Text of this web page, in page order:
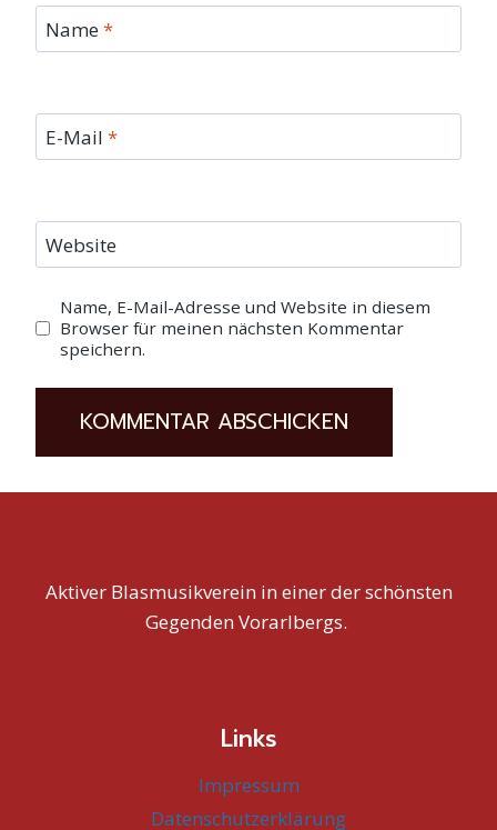
Name *
E-Mail *
Website
Name, E-Mail-Adresse und Website in diesem
Browser für meinen nächsten Kommentar
speichern.
Aktiver Blasmusikverein in einer der schönsten
Gegenden Vorarlbergs.
Links
Impressum
Datenschutzerklärung